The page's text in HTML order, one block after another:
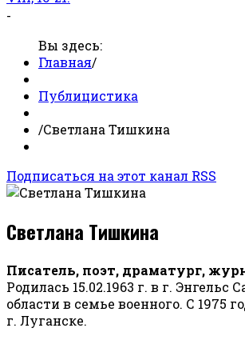
-
Вы здесь:
Главная/
Публицистика
/Светлана Тишкина
Подписаться на этот канал RSS
Светлана Тишкина
Писатель, поэт, драматург,
Родилась 15.02.1963 г. в г. Энгельс
области в семье военного. С 1975
г. Луганске.